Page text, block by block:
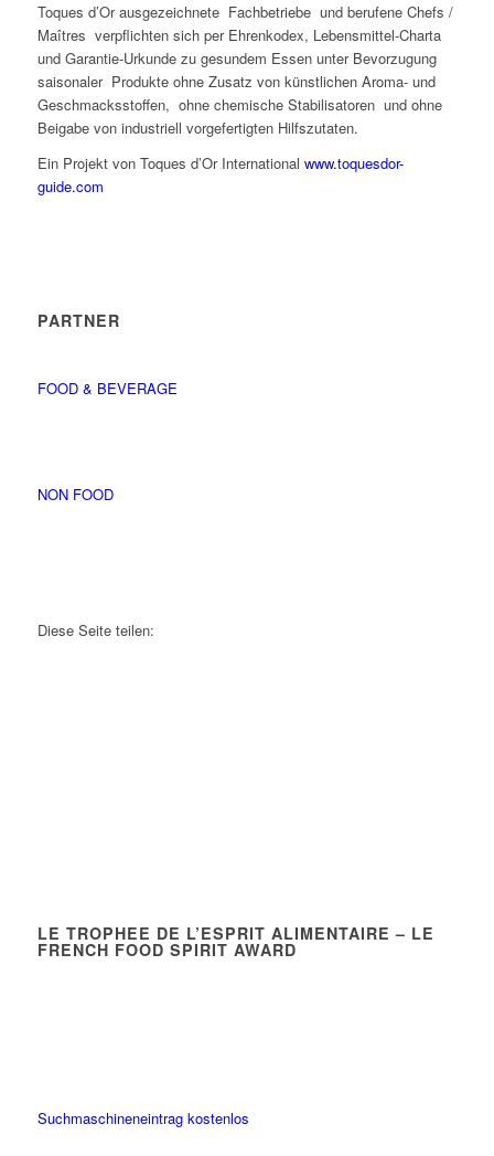
Toques d’Or ausgezeichnete Fachbetriebe und berufene Chefs /
Maîtres verpflichten sich per Ehrenkodex, Lebensmittel-Charta
und Garantie-Urkunde zu gesundem Essen unter Bevorzugung
saisonaler Produkte ohne Zusatz von künstlichen Aroma- und
Geschmacksstoffen, ohne chemische Stabilisatoren und ohne
Beigabe von industriell vorgefertigten Hilfszutaten.
Ein Projekt von Toques d’Or International www.toquesdor-
guide.com
PARTNER
FOOD & BEVERAGE
NON FOOD
Diese Seite teilen:
LE TROPHEE DE L’ESPRIT ALIMENTAIRE – LE
FRENCH FOOD SPIRIT AWARD
Suchmaschineneintrag kostenlos